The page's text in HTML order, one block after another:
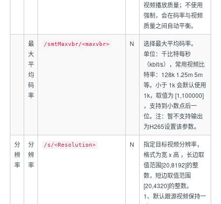
视频播放质量；不使用
强制，会在码率与视频
质量之间自动平衡。
最
大
平
均
码
率
/smtMaxvbr/<maxvbr> N
选择最大平均码率。
单位：千比特每秒
（kbit/s），常用视频比
特率：128k 1.25m 5m
等。小于 1k 会默认使用
1k，取值为 [1,100000]
，支持到小数点后一
位。注：暂不支持输出
为H265设置该参数。
分
辨
率
分
辨
率
/s/<Resolution> N
指定目标视频分辨率，
格式为宽 x 高 ，长边取
值范围[20,8192]的整
数，短边取值范围
[20,4320]的整数。
1、默认跟源视频保持一